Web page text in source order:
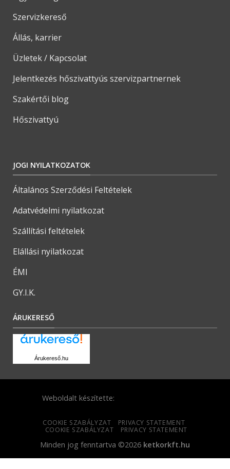
Szervizkereső
Állás, karrier
Üzletek / Kapcsolat
Jelentkezés hőszivattyús szervizpartnernek
Szakértői blog
Hőszivattyú
JOGI NYILATKOZATOK
Általános Szerződési Feltételek
Adatvédelmi nyilatkozat
Szállítási feltételek
Elállási nyilatkozat
ÉMI
GY.I.K.
ÁRUKERESŐ
Árukereső.hu
Weboldalt készítette:
COOKIE SZABÁLYZAT
PRIVACY STATEMENT
COOKIE SZABÁLYZAT
PRIVACY STATEMENT
Minden jog fenntartva ©2026 ketkorkft.hu